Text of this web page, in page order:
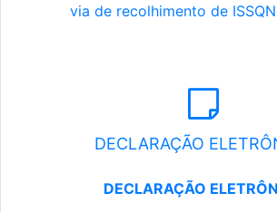
via de recolhimento de
DECLARAÇÃO
DECLARAÇÃO